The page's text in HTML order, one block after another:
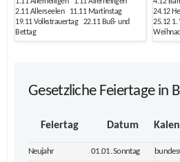
2.11Allerseelen 11.11Martinstag
19.11Volkstrauertag 22.11Buß- und
Bettag
24.12
25.121.
Gesetzliche Feiertage in
Feiertag Datum
Neujahr 01.01. Sonntag